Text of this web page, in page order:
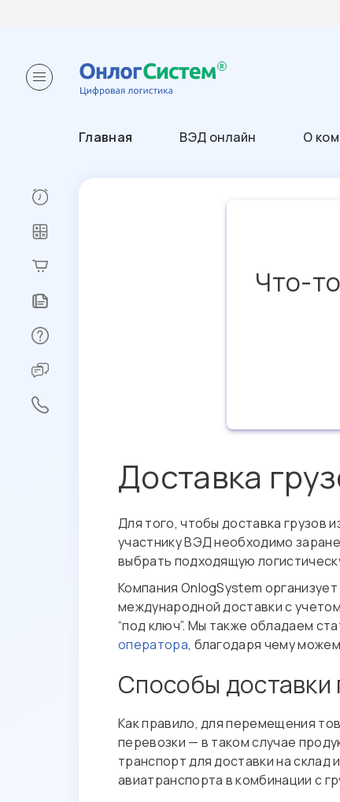
Главная ВЭД онлайн О
Что-
Доставка
Для того, чтобы доставка грузов
участнику ВЭД необходимо
выбрать подходящую
Компания OnlogSystem
международной доставки с
“под ключ”. Мы также обладаем
оператора, благодаря чему
Способы доставки
Как правило, для перемещения
перевозки — в таком случае
транспорт для доставки на
авиатранспорта в комбинации с